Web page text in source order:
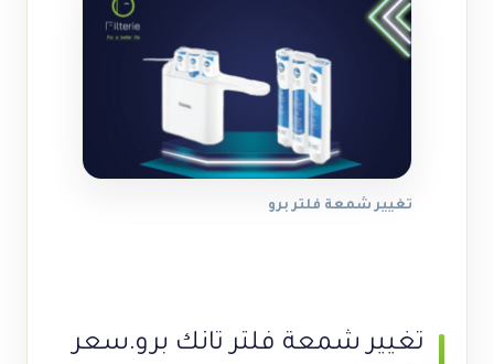
تغيير شمعة فلتر برو
تغيير شمعة فلتر تانك برو.سعر